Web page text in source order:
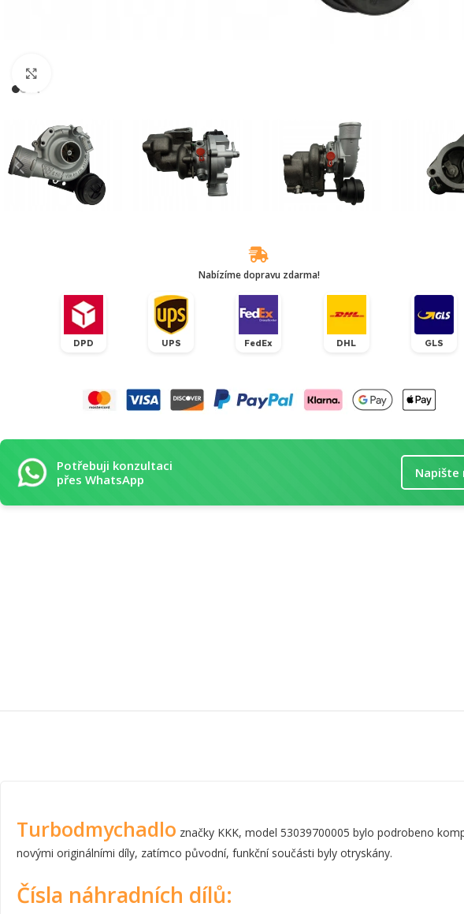
Nabízíme dopravu zdarma!
DPD UPS FedEx DHL GLS
Potřebuji konzultaci
přes WhatsApp
Napište
Turbodmychadlo značky KKK, model 53039700005 bylo podrobeno
novými originálními díly, zatímco původní, funkční součásti byly otryskány.
Čísla náhradních dílů: